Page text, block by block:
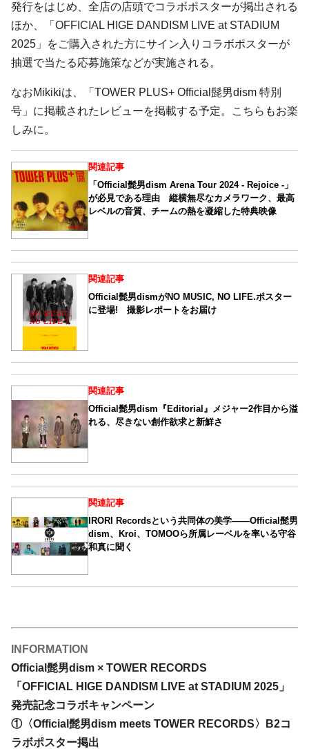
発行をはじめ、全店の店頭でコラボポスターが掲出される
ほか、「OFFICIAL HIGE DANDISM LIVE at STADIUM
2025」をご購入された方にサイン入りコラボポスターが
抽選で当たる応募施策などが実施される。
なおMikikiは、「TOWER PLUS+ Official髭男dism 特別
号」に掲載されたレビューを掲載する予定。こちらもお楽
しみに。
関連記事
「Official髭男dism Arena Tour 2024 - Rejoice -」
が必見である理由 縦横無尽なカメラワーク、最高
レベルの音質、チームの熱を凝縮した特典映像
関連記事
Official髭男dismがNO MUSIC, NO LIFE.ポスター
に登場! 撮影レポートをお届け
関連記事
Official髭男dism『Editorial』メジャー2作目から溢
れる、尽きない創作欲求と新鮮さ
関連記事
IRORI Recordsという共同体の美学――Official髭男
dism、Kroi、TOMOOら所属レーベルを率いる守谷
和真に聞く
INFORMATION
Official髭男dism × TOWER RECORDS
「OFFICIAL HIGE DANDISM LIVE at STADIUM 2025」
発売記念コラボキャンペーン
①〈Official髭男dism meets TOWER RECORDS〉B2コ
ラボポスター掲出